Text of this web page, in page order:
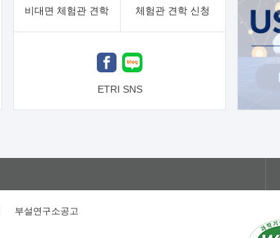
비대면 체험관 견학 체험관 견학 신청
ETRI SNS
부설연구소공고